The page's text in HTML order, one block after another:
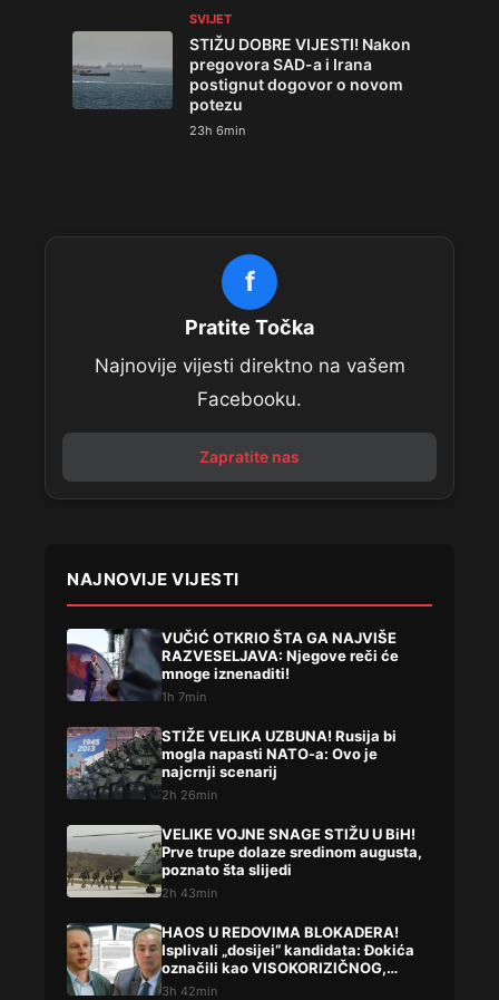
SVIJET
STIŽU DOBRE VIJESTI! Nakon
pregovora SAD-a i Irana
postignut dogovor o novom
potezu
23h 6min
f
Pratite Točka
Najnovije vijesti direktno na vašem
Facebooku.
Zapratite nas
NAJNOVIJE VIJESTI
VUČIĆ OTKRIO ŠTA GA NAJVIŠE
RAZVESELJAVA: Njegove reči će
mnoge iznenaditi!
1h 7min
STIŽE VELIKA UZBUNA! Rusija bi
mogla napasti NATO-a: Ovo je
najcrnji scenarij
2h 26min
VELIKE VOJNE SNAGE STIŽU U BiH!
Prve trupe dolaze sredinom augusta,
poznato šta slijedi
2h 43min
HAOS U REDOVIMA BLOKADERA!
Isplivali „dosijei“ kandidata: Đokića
označili kao VISOKORIZIČNOG,
Lompara potpuno precrtali
3h 42min